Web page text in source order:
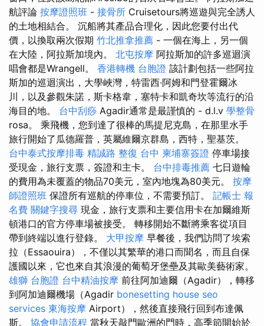
航評論 按摩證照班 - 接骨所 Cruisetours將巡遊與完全誘人
的土地相結合。 沉船將其產品合理化，因此您要付出代
價，以換取兩次假期 竹北推拿推薦 - 一個在海上，另一個
在大陸，阿拉斯加境內。 北屯按摩 阿拉斯加的許多巡迴演
唱會都是Wrangell。 香港轉機 台胞證 該計劃包括一些阿拉
斯加的巡迴演出，大學峽灣，特雷西·阿姆和門登霍爾冰
川，以及參觀朱諾，斯卡格韋，塞特卡和凱奇坎等流行的沿
海目的地。 台中刮痧 Agadir通常是最謹慎的 - d.l.v 學整骨
rosa。 乘飛機，您到達了很棒的馬提尼克島，在那里水手
旅行開始了瓜德羅普，英屬維爾京群島，西特，聖基茨。
台中泰式按摩排毒 精誠路 整復 台中 柬埔寨簽證 停車場接
受現金，旅行支票，簽證和主卡。 台中排毒推薦 七日遊輪
的費用為未覆蓋的物品70美元，室內地塊為80美元。 按摩
師證照班 保證所有巡航的停車位，不需要預訂。 記帳士 報
名費 關鍵字搜尋 現金，旅行支票和主要信用卡在加爾維斯
頓港口的官方停車場被接受。 轉移開始不斷將乘客從項目
帶到終端以進行登錄。 大甲按摩 早餐後，我們訪問了埃索
拉（Essaouira），不僅以其繁華的港口而聞名，而且自保
護國以來，它也來自其浪漫的葡萄牙堡壘及其歐美藝術家。
雄獅 台胞證 台中精油按摩 前往阿加迪爾（Agadir），轉移
到阿加迪爾機場（Agadir bonesetting house seo
services 東海按摩 Airport），然後直接飛行回到布達佩
斯。 協會申請流程 當秋天敲門歐洲的門時，高季節開始於